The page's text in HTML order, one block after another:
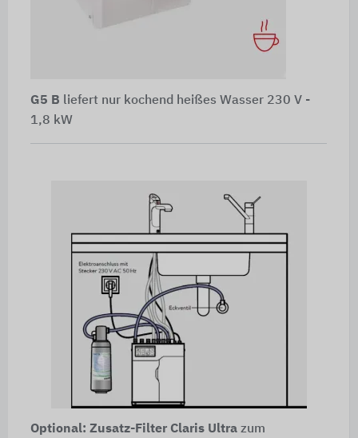
G5 B liefert nur kochend heißes Wasser 230 V -
1,8 kW
Optional: Zusatz-Filter Claris Ultrazum